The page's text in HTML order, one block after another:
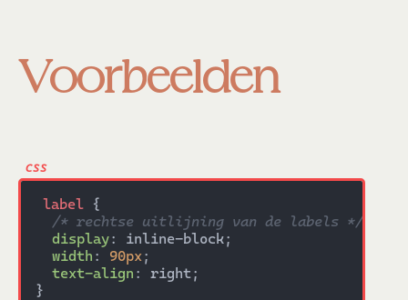
Voorbeelden
label {
/* rechtse uitlijning van de labels */
display: inline-block;
width : 90px;
text-align : right;
}